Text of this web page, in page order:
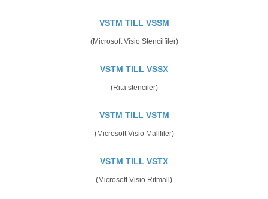
VSTM TILL VSSM
(Microsoft Visio Stencilfiler)
VSTM TILL VSSX
(Rita stenciler)
VSTM TILL VSTM
(Microsoft Visio Mallfiler)
VSTM TILL VSTX
(Microsoft Visio Ritmall)